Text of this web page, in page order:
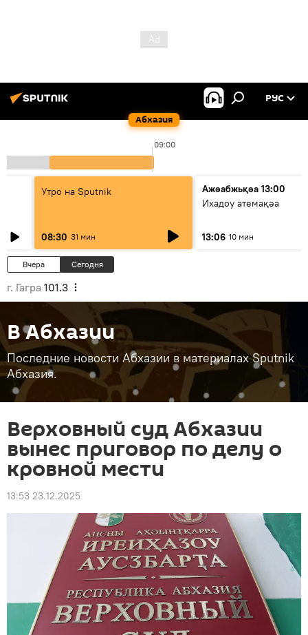
Абхазия
РУС
09:00
Утро на Sputnik
08:30 31 мин
Ажәабжьқәа 13:00
Ихадоу атемақәа
13:06 10 мин
Вчера Сегодня
г. Гагра 101.3
В Абхазии
Последние новости Абхазии в материалах Sputnik
Абхазия.
Верховный суд Абхазии
вынес приговор по делу о
кровной мести
13:53 23.12.2025